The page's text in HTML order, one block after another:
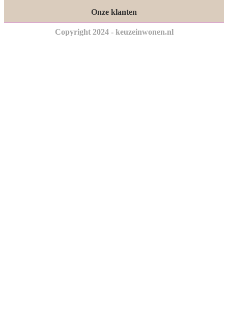
Onze klanten
Copyright 2024 - keuzeinwonen.nl